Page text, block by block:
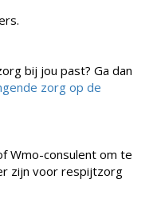
bij jou past? Ga dan
zorg op de
Wmo-consulent om te
zijn voor respijtzorg